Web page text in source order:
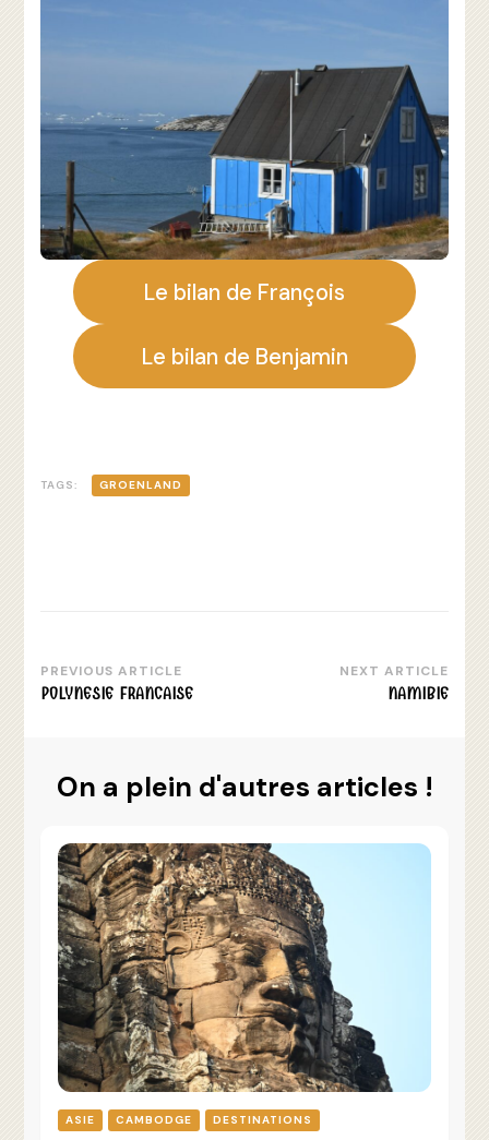
Le bilan de François
Le bilan de Benjamin
TAGS: GROENLAND
Post
PREVIOUS ARTICLE
POLYNESIE FRANCAISE
NEXT ARTICLE
NAMIBIE
On a plein d'autres articles !
ASIE CAMBODGE DESTINATIONS